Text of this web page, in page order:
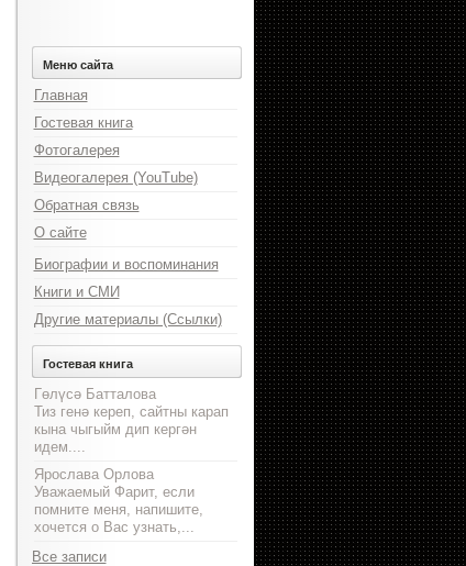
Меню сайта
Главная
Гостевая книга
Фотогалерея
Видеогалерея (YouTube)
Обратная связь
О сайте
Биографии и воспоминания
Книги и СМИ
Другие материалы (Ссылки)
Гостевая книга
Гөлүсә Батталова
Тиз генә кереп, сайтны карап
кына чыгыйм дип кергән
идем....
Ярослава Орлова
Уважаемый Фарит, если
помните меня, напишите,
хочется о Вас узнать,...
Все записи